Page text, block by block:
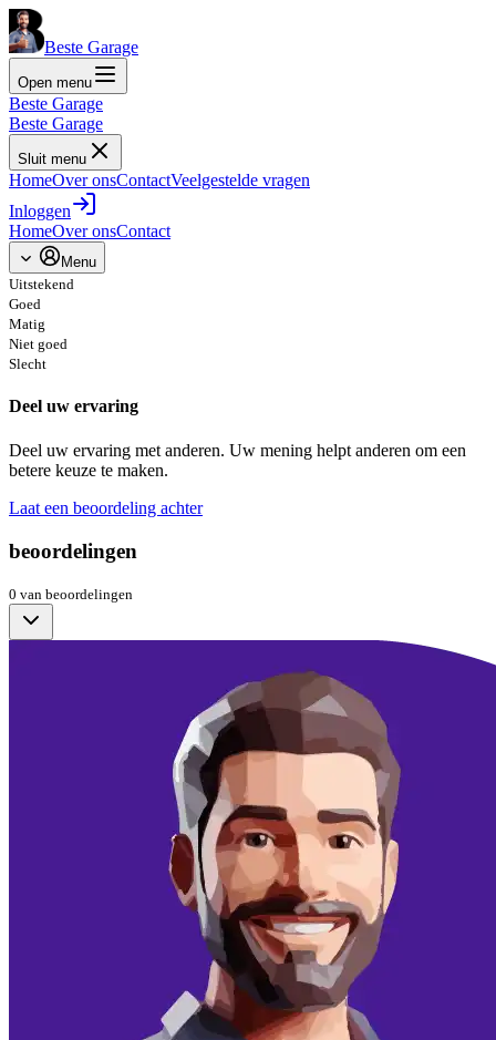
Beste Garage
Open menu
Beste Garage
Beste Garage
Sluit menu
HomeOver onsContactVeelgestelde vragen
Inloggen
HomeOver onsContact
Menu
Uitstekend
Goed
Matig
Niet goed
Slecht
Deel uw ervaring
Deel uw ervaring met anderen. Uw mening helpt anderen om een
betere keuze te maken.
Laat een beoordeling achter
beoordelingen
0 van beoordelingen